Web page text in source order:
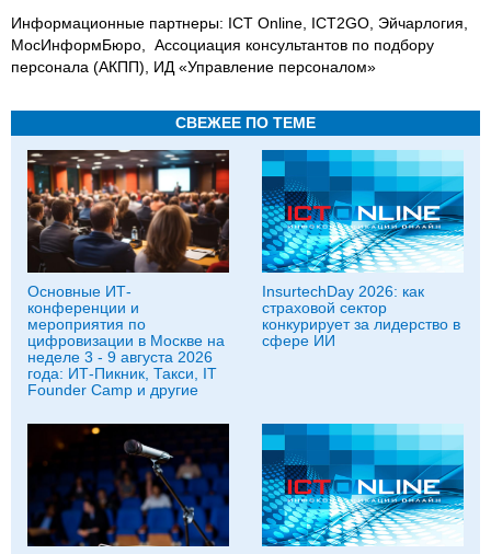
Информационные партнеры: ICT Online, ICT2GO, Эйчарлогия,
МосИнформБюро, Ассоциация консультантов по подбору
персонала (АКПП), ИД «Управление персоналом»
СВЕЖЕЕ ПО ТЕМЕ
Основные ИТ-
конференции и
мероприятия по
цифровизации в Москве на
неделе 3 - 9 августа 2026
года: ИТ-Пикник, Такси, IT
Founder Camp и другие
InsurtechDay 2026: как
страховой сектор
конкурирует за лидерство в
сфере ИИ